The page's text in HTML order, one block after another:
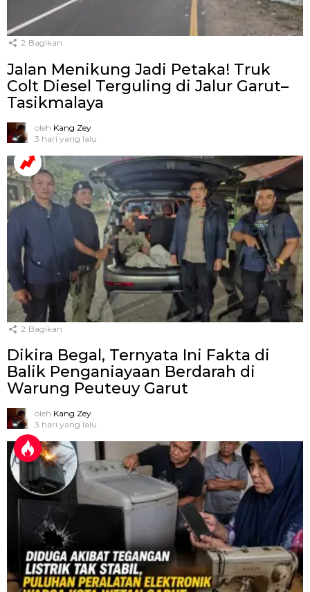
2 Bagikan
Jalan Menikung Jadi Petaka! Truk
Colt Diesel Terguling di Jalur Garut–
Tasikmalaya
oleh Kang Zey
3 hari yang lalu
2 Bagikan
Dikira Begal, Ternyata Ini Fakta di
Balik Penganiayaan Berdarah di
Warung Peuteuy Garut
oleh Kang Zey
3 hari yang lalu